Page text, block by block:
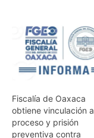
Fiscalía de Oaxaca
obtiene vinculación a
proceso y prisión
preventiva contra